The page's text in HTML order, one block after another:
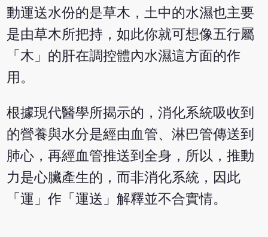
動運送水份的是草木，土中的水濕也主要
是由草木所把持，如此你就可想像五行屬
「木」的肝在調控體內水濕這方面的作
用。
根據現代醫學所揭示的，消化系統吸收到
的營養與水分是經由血管、淋巴管傳送到
肺心，再經血管推送到全身，所以，推動
力是心臟產生的，而非消化系統，因此
「運」作「運送」解釋並不合實情。